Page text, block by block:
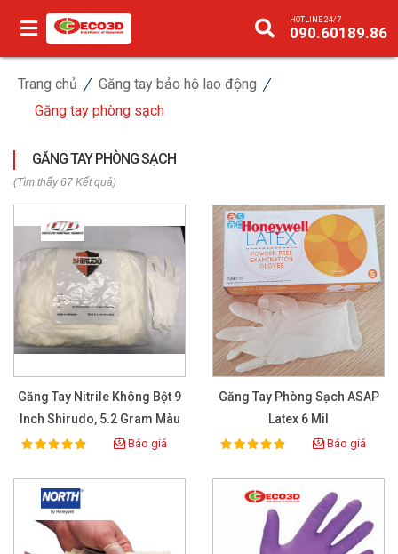
HOTLINE 24/7
090.60189.86
Trang chủ
Găng tay bảo hộ lao động
Găng tay phòng sạch
GĂNG TAY PHÒNG SẠCH
(Tìm thấy 67 Kết quả)
Găng Tay Nitrile Không Bột 9
Inch Shirudo, 5.2 Gram Màu
Vàng
Rating:
100% Báo giá
Găng Tay Phòng Sạch ASAP
Latex 6 Mil
Rating:
100% Báo giá